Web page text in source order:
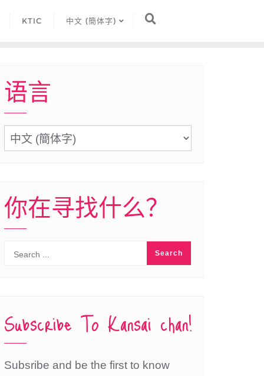
KTIC 中文 (簡体字)
语言
语
言
你在寻找什么？
Subscribe To Kansai chan!
Subsribe and be the first to know